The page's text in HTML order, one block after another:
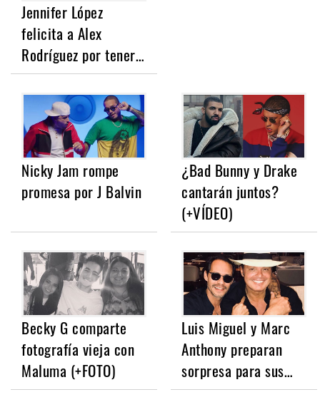
Jennifer López
felicita a Alex
Rodríguez por tener…
Nicky Jam rompe
promesa por J Balvin
¿Bad Bunny y Drake
cantarán juntos?
(+VÍDEO)
Becky G comparte
fotografía vieja con
Maluma (+FOTO)
Luis Miguel y Marc
Anthony preparan
sorpresa para sus…